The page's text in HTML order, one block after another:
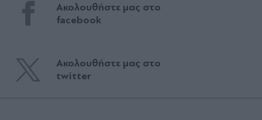
Ακολουθήστε μας στο
facebook
Ακολουθήστε μας στο
twitter